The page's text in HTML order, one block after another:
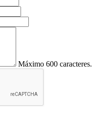
Máximo 600 caracteres.